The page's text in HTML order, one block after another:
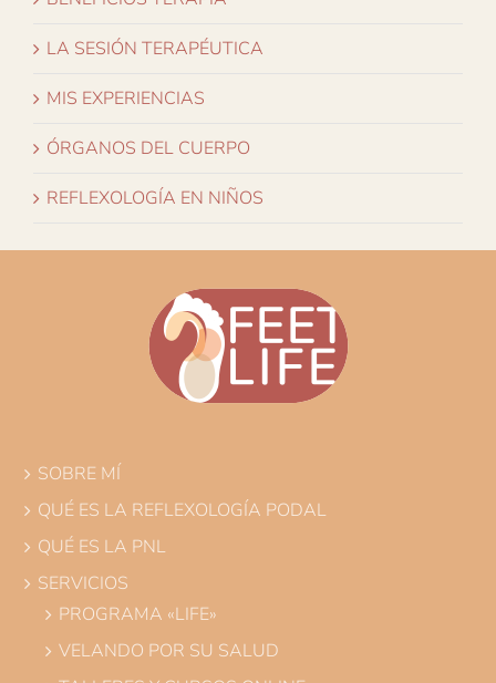
LA SESIÓN TERAPÉUTICA
MIS EXPERIENCIAS
ÓRGANOS DEL CUERPO
REFLEXOLOGÍA EN NIÑOS
SOBRE MÍ
QUÉ ES LA REFLEXOLOGÍA PODAL
QUÉ ES LA PNL
SERVICIOS
PROGRAMA «LIFE»
VELANDO POR SU SALUD